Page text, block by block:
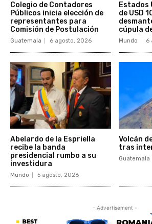
Colegio de Contadores
Públicos inicia elección de
representantes para
Comisión de Postulación
Guatemala 6 agosto, 2026
Estados
de USD
cúpula
Mundo 6
Abelardo de la Espriella
recibe la banda
presidencial rumbo a su
investidura
Mundo 5 agosto, 2026
Volcán
tras
Guatemala
- Advertisement -